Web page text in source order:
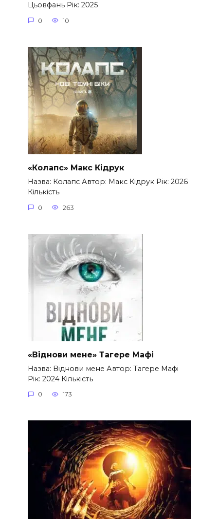
Цьовфань Рік: 2025
0 10
«Колапс» Макс Кідрук
Назва: Колапс Автор: Макс Кідрук Рік: 2026
Кількість
0 263
«Віднови мене» Тагере Мафі
Назва: Віднови мене Автор: Тагере Мафі
Рік: 2024 Кількість
0 173